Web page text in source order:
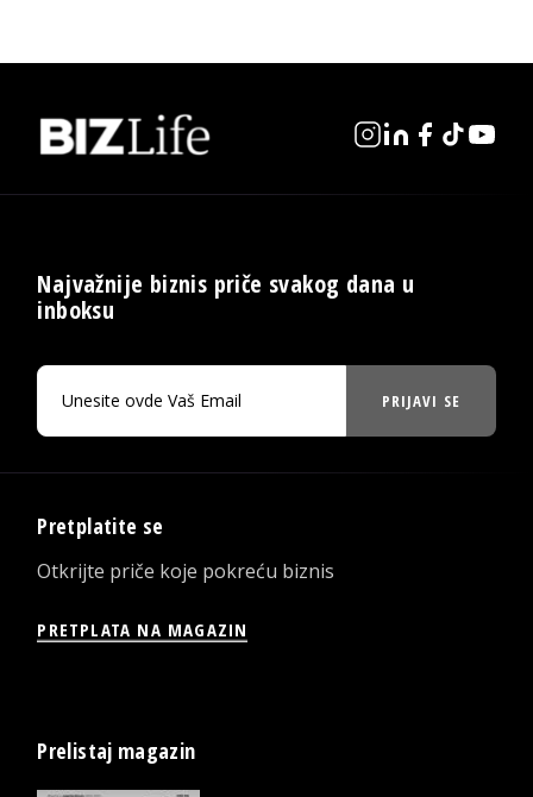
Najvažnije biznis priče svakog dana u
inboksu
PRIJAVI SE
Pretplatite se
Otkrijte priče koje pokreću biznis
PRETPLATA NA MAGAZIN
Prelistaj magazin